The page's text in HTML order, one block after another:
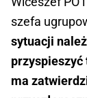
szefa
sytuacji
ma